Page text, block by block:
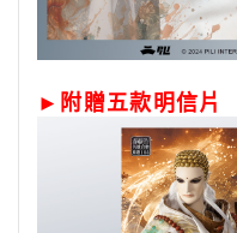
►附贈五款明信片